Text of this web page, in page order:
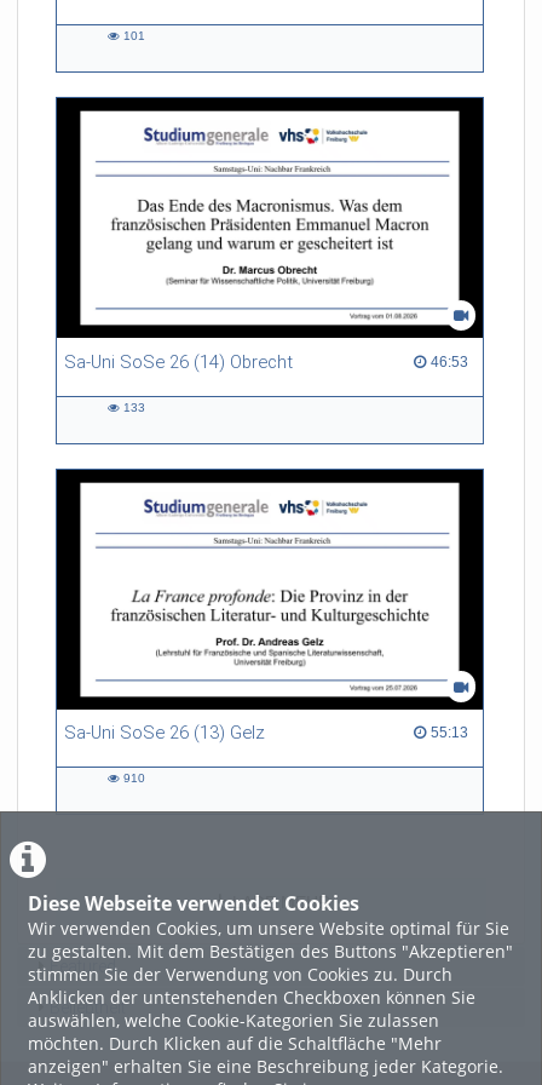
Diese Webseite verwendet Cookies
Wir verwenden Cookies, um unsere Website optimal für Sie
zu gestalten. Mit dem Bestätigen des Buttons "Akzeptieren"
stimmen Sie der Verwendung von Cookies zu. Durch
Anklicken der untenstehenden Checkboxen können Sie
auswählen, welche Cookie-Kategorien Sie zulassen
möchten. Durch Klicken auf die Schaltfläche "Mehr
anzeigen" erhalten Sie eine Beschreibung jeder Kategorie.
101
Sa-Uni SoSe 26 (14) Obrecht 46:53
46:53 duration
133
Sa-Uni SoSe 26 (13) Gelz 55:13
55:13 duration
910
LADE MEHR
Featured
Beliebtheit